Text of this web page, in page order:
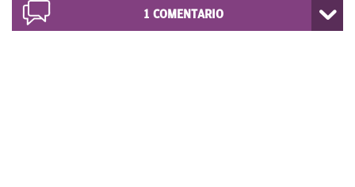
1 COMENTARIO